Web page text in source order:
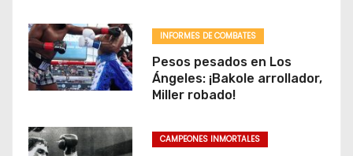
a
d
s
INFORMES DE COMBATES
Pesos pesados en Los
Ángeles: ¡Bakole arrollador,
Miller robado!
CAMPEONES INMORTALES